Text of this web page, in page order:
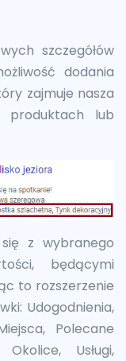
szczegółów
dodania
zajmuje nasza
lub
się z wybranego
będącymi
to rozszerzenie
Udogodnienia,
Polecane
Usługi,